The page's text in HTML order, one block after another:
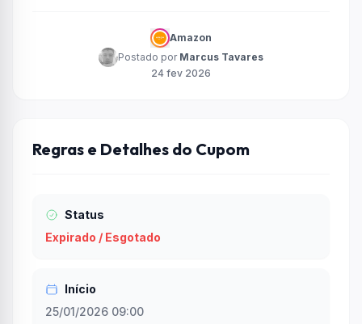
Amazon
Postado por Marcus Tavares
24 fev 2026
Regras e Detalhes do Cupom
Status
Expirado / Esgotado
Início
25/01/2026 09:00